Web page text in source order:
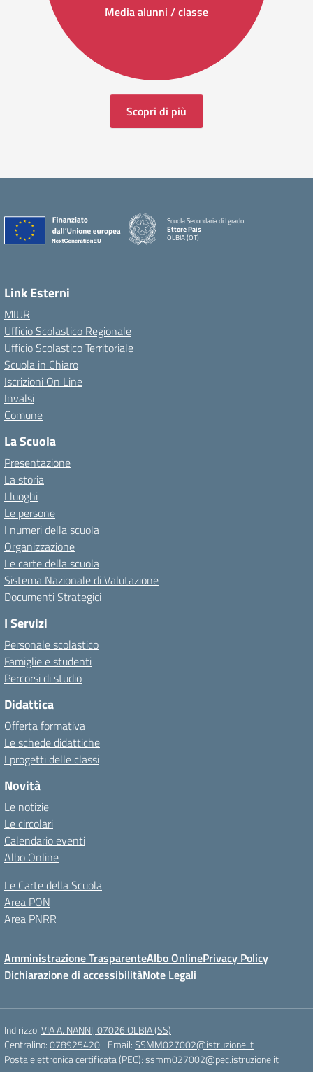
Media alunni / classe
Scopri di più
Scuola Secondaria di I grado
Ettore Pais
OLBIA (OT)
Link Esterni
MIUR
Ufficio Scolastico Regionale
Ufficio Scolastico Territoriale
Scuola in Chiaro
Iscrizioni On Line
Invalsi
Comune
La Scuola
Presentazione
La storia
I luoghi
Le persone
I numeri della scuola
Organizzazione
Le carte della scuola
Sistema Nazionale di Valutazione
Documenti Strategici
I Servizi
Personale scolastico
Famiglie e studenti
Percorsi di studio
Didattica
Offerta formativa
Le schede didattiche
I progetti delle classi
Novità
Le notizie
Le circolari
Calendario eventi
Albo Online
Le Carte della Scuola
Area PON
Area PNRR
Amministrazione TrasparenteAlbo OnlinePrivacy Policy
Dichiarazione di accessibilitàNote Legali
Indirizzo:VIA A. NANNI, 07026 OLBIA (SS)
Centralino:078925420 Email:SSMM027002@istruzione.it
Posta elettronica certificata (PEC):ssmm027002@pec.istruzione.it